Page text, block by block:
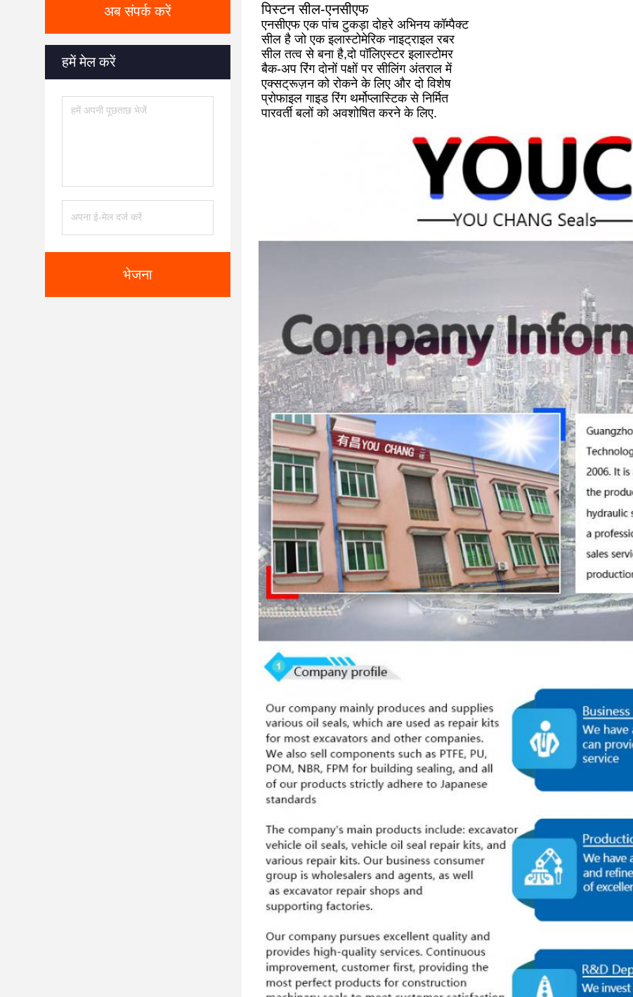
अब संपर्क करें
हमें मेल करें
भेजना
पिस्टन सील-एनसीएफ
एनसीएफ एक पांच टुकड़ा दोहरे अभिनय कॉम्पैक्ट
सील है जो एक इलास्टोमेरिक नाइट्राइल रबर
सील तत्व से बना है,दो पॉलिएस्टर इलास्टोमर
बैक-अप रिंग दोनों पक्षों पर सीलिंग अंतराल में
एक्सट्रूज़न को रोकने के लिए और दो विशेष
प्रोफाइल गाइड रिंग थर्मोप्लास्टिक से निर्मित
पारवर्ती बलों को अवशोषित करने के लिए.